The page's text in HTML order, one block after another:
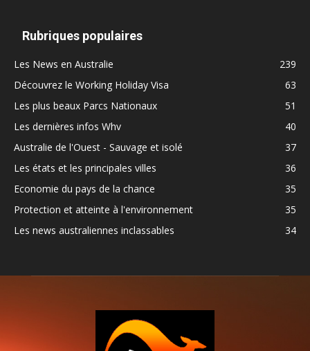
Rubriques populaires
Les News en Australie
239
Découvrez le Working Holiday Visa
63
Les plus beaux Parcs Nationaux
51
Les dernières infos Whv
40
Australie de l'Ouest - Sauvage et isolé
37
Les états et les principales villes
36
Economie du pays de la chance
35
Protection et atteinte à l'environnement
35
Les news australiennes inclassables
34